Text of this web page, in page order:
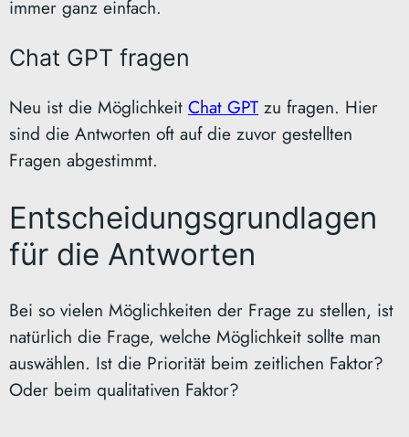
immer ganz einfach.
Chat GPT fragen
Neu ist die Möglichkeit Chat GPT zu fragen. Hier
sind die Antworten oft auf die zuvor gestellten
Fragen abgestimmt.
Entscheidungsgrundlagen
für die Antworten
Bei so vielen Möglichkeiten der Frage zu stellen, ist
natürlich die Frage, welche Möglichkeit sollte man
auswählen. Ist die Priorität beim zeitlichen Faktor?
Oder beim qualitativen Faktor?